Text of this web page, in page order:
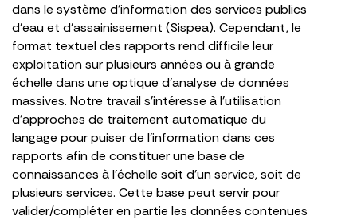
dans le système d’information des services publics
d’eau et d’assainissement (Sispea). Cependant, le
format textuel des rapports rend difficile leur
exploitation sur plusieurs années ou à grande
échelle dans une optique d’analyse de données
massives. Notre travail s’intéresse à l’utilisation
d’approches de traitement automatique du
langage pour puiser de l’information dans ces
rapports afin de constituer une base de
connaissances à l’échelle soit d’un service, soit de
plusieurs services. Cette base peut servir pour
valider/compléter en partie les données contenues